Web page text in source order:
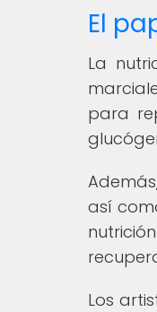
El
La
para
así
Los